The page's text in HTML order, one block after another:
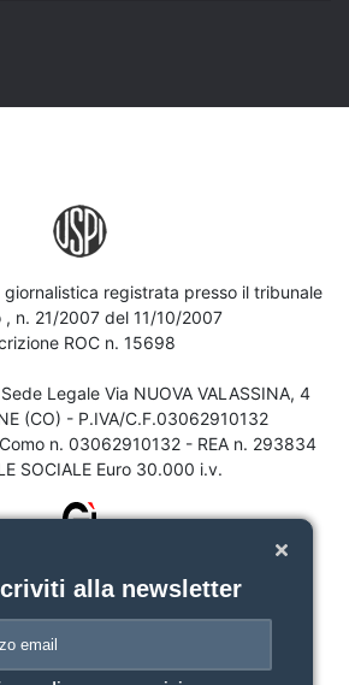
registrata presso il tribunale
, n. 21/2007 del 11/10/2007
ROC n. 15698
Legale Via NUOVA VALASSINA, 4
(CO) - P.IVA/C.F.03062910132
n. 03062910132 - REA n. 293834
SOCIALE Euro 30.000 i.v.
alla newsletter